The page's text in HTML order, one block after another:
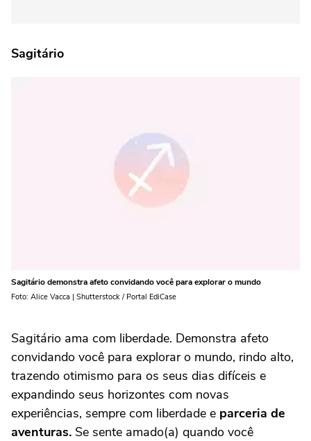
Sagitário
Sagitário demonstra afeto convidando você para explorar o mundo
Foto: Alice Vacca | Shutterstock / Portal EdiCase
Sagitário ama com liberdade. Demonstra afeto
convidando você para explorar o mundo, rindo alto,
trazendo otimismo para os seus dias difíceis e
expandindo seus horizontes com novas
experiências, sempre com liberdade e parceria de
aventuras. Se sente amado(a) quando você